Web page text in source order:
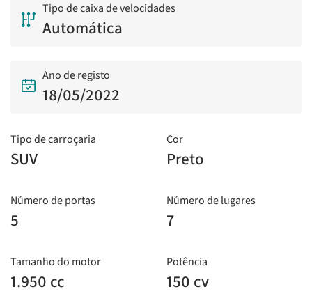
Tipo de caixa de velocidades
Automática
Ano de registo
18/05/2022
Tipo de carroçaria
SUV
Cor
Preto
Número de portas
5
Número de lugares
7
Tamanho do motor
1.950 cc
Potência
150 cv